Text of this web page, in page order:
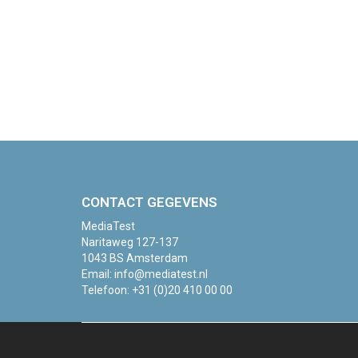
CONTACT GEGEVENS
MediaTest
Naritaweg 127-137
1043 BS Amsterdam
Email: info@mediatest.nl
Telefoon: +31 (0)20 410 00 00